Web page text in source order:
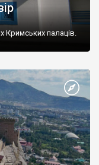
Кримських палаців.